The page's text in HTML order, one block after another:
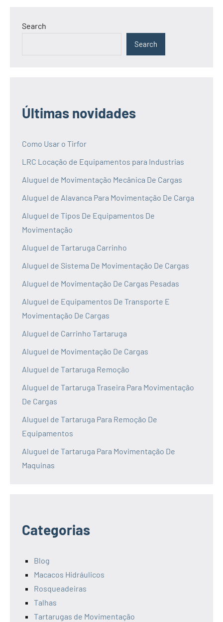
Search
Search
Últimas novidades
Como Usar o Tirfor
LRC Locação de Equipamentos para Industrias
Aluguel de Movimentação Mecânica De Cargas
Aluguel de Alavanca Para Movimentação De Carga
Aluguel de Tipos De Equipamentos De
Movimentação
Aluguel de Tartaruga Carrinho
Aluguel de Sistema De Movimentação De Cargas
Aluguel de Movimentação De Cargas Pesadas
Aluguel de Equipamentos De Transporte E
Movimentação De Cargas
Aluguel de Carrinho Tartaruga
Aluguel de Movimentação De Cargas
Aluguel de Tartaruga Remoção
Aluguel de Tartaruga Traseira Para Movimentação
De Cargas
Aluguel de Tartaruga Para Remoção De
Equipamentos
Aluguel de Tartaruga Para Movimentação De
Maquinas
Categorias
Blog
Macacos Hidráulicos
Rosqueadeiras
Talhas
Tartarugas de Movimentação